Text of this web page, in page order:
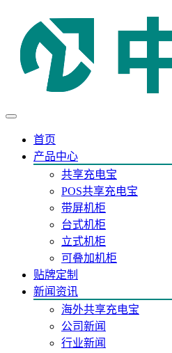
首页
产品中心
共享充电宝
POS共享充电宝
带屏机柜
台式机柜
立式机柜
可叠加机柜
贴牌定制
新闻资讯
海外共享充电宝
公司新闻
行业新闻